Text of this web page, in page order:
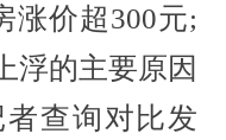
涨价超300元;
浮的主要原因
查询对比发